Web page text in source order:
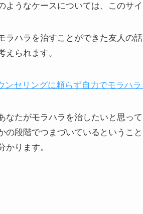
ようなケースについては、このサ
ラハラを治すことができた友人の
えられます。
ンセリングに頼らず自力でモラハ
なたがモラハラを治したいと思っ
の段階でつまづいているというこ
かります。